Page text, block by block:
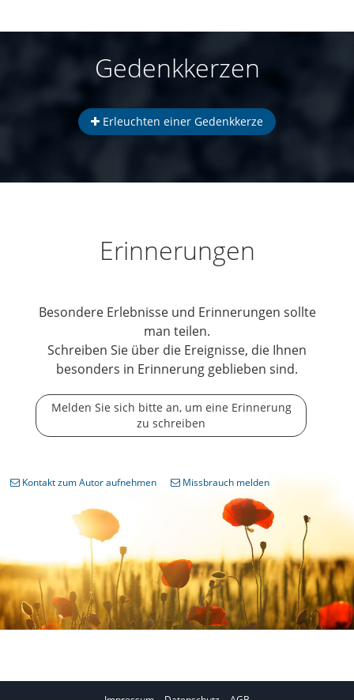
Gedenkkerzen
Erleuchten einer Gedenkkerze
Erinnerungen
Besondere Erlebnisse und Erinnerungen sollte
man teilen.
Schreiben Sie über die Ereignisse, die Ihnen
besonders in Erinnerung geblieben sind.
Melden Sie sich bitte an, um eine Erinnerung
zu schreiben
Kontakt zum Autor aufnehmen Missbrauch melden